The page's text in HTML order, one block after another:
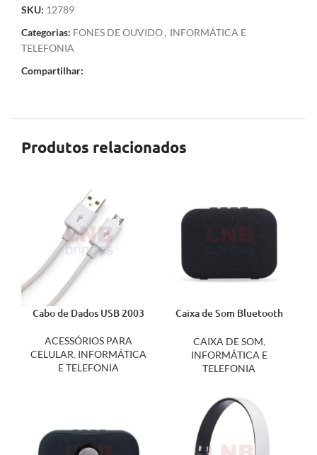
SKU: 12789
Categorias: FONES DE OUVIDO, INFORMÁTICA E
TELEFONIA
Compartilhar:
Produtos relacionados
Cabo de Dados USB 2003
ACESSÓRIOS PARA
CELULAR, INFORMÁTICA
E TELEFONIA
Caixa de Som Bluetooth
CAIXA DE SOM,
INFORMÁTICA E
TELEFONIA